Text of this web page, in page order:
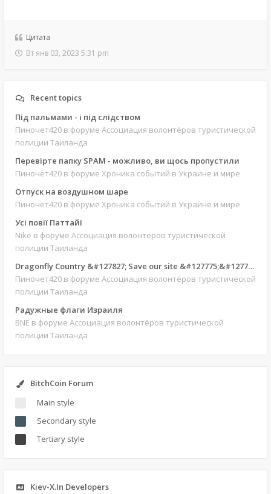
Цитата
Вт янв 03, 2023 5:31 pm
Recent topics
Під пальмами - і під слідством
Пиночет420 в форуме Ассоциация волонтёров туристической
полиции Таиланда
Перевірте папку SPAM - можливо, ви щось пропустили
Пиночет420 в форуме Хроника событий в Украине и мире
Отпуск на воздушном шаре
Пиночет420 в форуме Хроника событий в Украине и мире
Усі повії Паттайї
Nike в форуме Ассоциация волонтёров туристической
полиции Таиланда
Dragonfly Country &#127827; Save our site &#127775;&#127769;
Пиночет420 в форуме Ассоциация волонтёров туристической
полиции Таиланда
Радужные флаги Израиля
BNE в форуме Ассоциация волонтёров туристической
полиции Таиланда
BitchCoin Forum
Main style
Secondary style
Tertiary style
Kiev-X.In Developers